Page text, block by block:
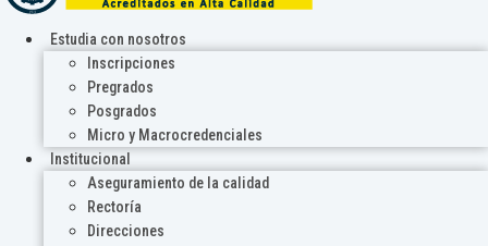
Estudia con nosotros
Inscripciones
Pregrados
Posgrados
Micro y Macrocredenciales
Institucional
Aseguramiento de la calidad
Rectoría
Direcciones